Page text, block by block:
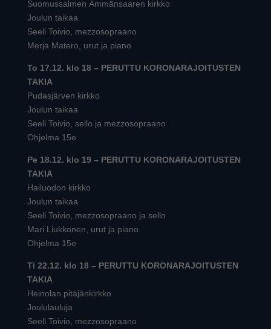
Suomussalmen Ämmänsaaren kirkko
Joulun taikaa
Seeli Toivio, mezzosopraano
Merja Matero, urut ja piano
To 17.12. klo 18 – PERUTTU KORONARAJOITUSTEN
TAKIA
Pudasjärven kirkko
Joulun taikaa
Seeli Toivio, sello ja mezzosopraano
Ohjelma 15e
Pe 18.12. klo 19 – PERUTTU KORONARAJOITUSTEN
TAKIA
Hailuodon kirkko
Joulun taikaa
Seeli Toivio, mezzosopraano ja sello
Mari Liukkonen, urut ja piano
Ohjelma 15e
Ti 22.12. klo 18 – PERUTTU KORONARAJOITUSTEN
TAKIA
Heinolan pitäjänkirkko
Joululauluja
Seeli Toivio, mezzosopraano